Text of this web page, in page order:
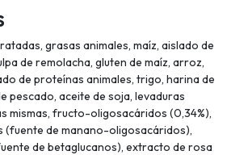
grasas animales, maíz, aislado de
de remolacha, gluten de maíz, arroz,
de proteínas animales, trigo, harina de
pescado, aceite de soja, levaduras
mismas, fructo-oligosacáridos (0,34%),
(fuente de manano-oligosacáridos),
de betaglucanos), extracto de rosa